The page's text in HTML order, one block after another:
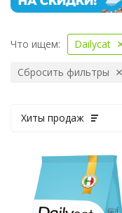
Что ищем: Dailycat
Сбросить фильтры
Хиты продаж